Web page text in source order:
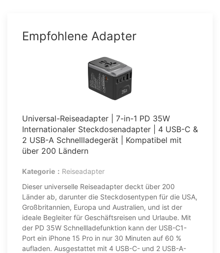
Empfohlene Adapter
Universal-Reiseadapter | 7-in-1 PD 35W
Internationaler Steckdosenadapter | 4 USB-C &
2 USB-A Schnellladegerät | Kompatibel mit
über 200 Ländern
Kategorie： Reiseadapter
Dieser universelle Reiseadapter deckt über 200
Länder ab, darunter die Steckdosentypen für die USA,
Großbritannien, Europa und Australien, und ist der
ideale Begleiter für Geschäftsreisen und Urlaube. Mit
der PD 35W Schnellladefunktion kann der USB-C1-
Port ein iPhone 15 Pro in nur 30 Minuten auf 60 %
aufladen. Ausgestattet mit 4 USB-C- und 2 USB-A-